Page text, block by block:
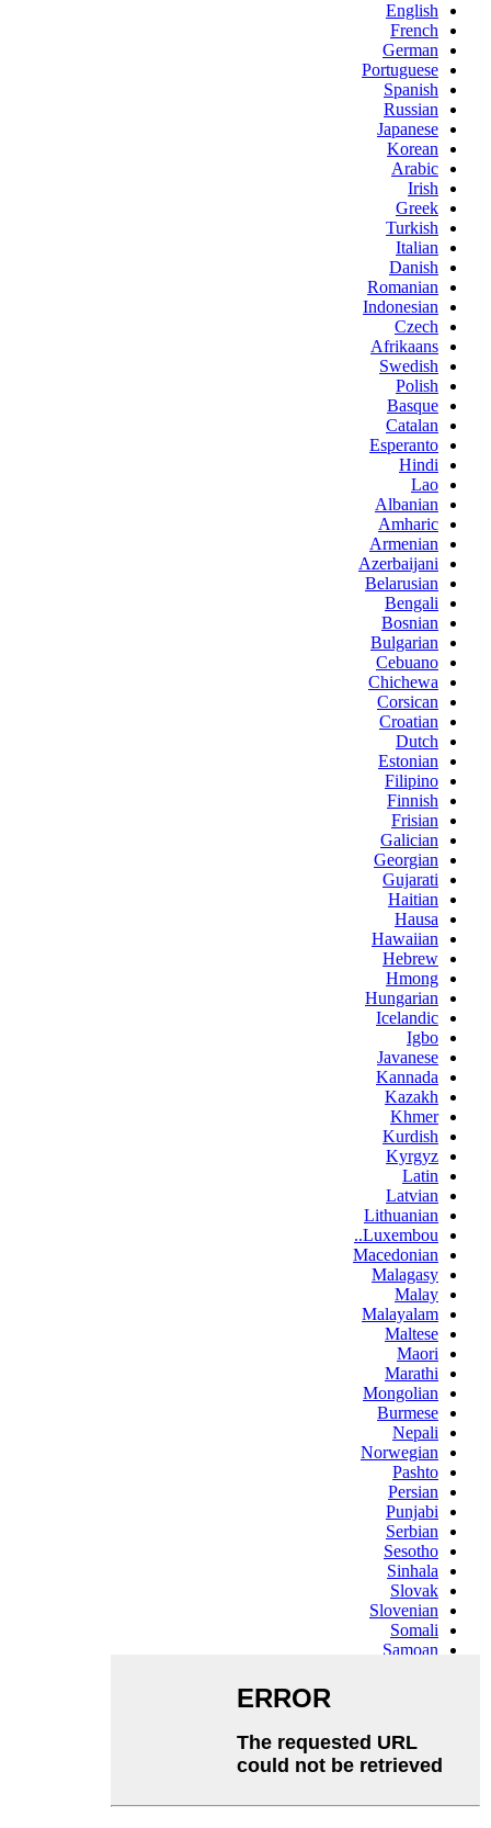
English
French
German
Portuguese
Spanish
Russian
Japanese
Korean
Arabic
Irish
Greek
Turkish
Italian
Danish
Romanian
Indonesian
Czech
Afrikaans
Swedish
Polish
Basque
Catalan
Esperanto
Hindi
Lao
Albanian
Amharic
Armenian
Azerbaijani
Belarusian
Bengali
Bosnian
Bulgarian
Cebuano
Chichewa
Corsican
Croatian
Dutch
Estonian
Filipino
Finnish
Frisian
Galician
Georgian
Gujarati
Haitian
Hausa
Hawaiian
Hebrew
Hmong
Hungarian
Icelandic
Igbo
Javanese
Kannada
Kazakh
Khmer
Kurdish
Kyrgyz
Latin
Latvian
Lithuanian
Luxembou..
Macedonian
Malagasy
Malay
Malayalam
Maltese
Maori
Marathi
Mongolian
Burmese
Nepali
Norwegian
Pashto
Persian
Punjabi
Serbian
Sesotho
Sinhala
Slovak
Slovenian
Somali
Samoan
Swahili
Tajik
Telugu